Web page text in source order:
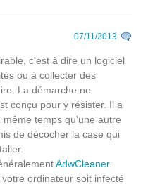
07/11/2013
c'est à dire un logiciel
ou à collecter des
La démarche ne
conçu pour y résister. Il a
temps qu'une autre
de décocher la case qui
AdwCleaner.
ordinateur soit infecté